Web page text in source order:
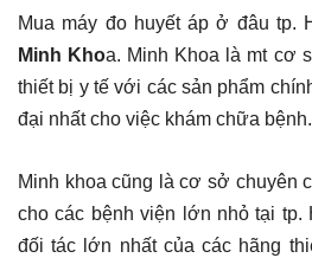
Mua máy đo huyết áp ở đâu tp.
Minh Khoa. Minh Khoa là mt cơ
thiết bị y tế với các sản phẩm
đại nhất cho việc khám chữa bệnh.
Minh khoa cũng là cơ sở chuyên
cho các bệnh viện lớn nhỏ tại tp.
đối tác lớn nhất của các hãng